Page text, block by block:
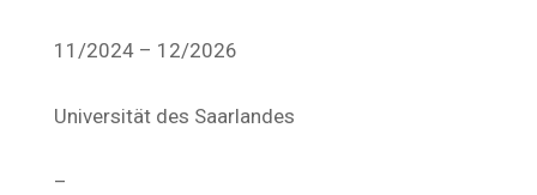
11/2024 – 12/2026
Universität des Saarlandes
–